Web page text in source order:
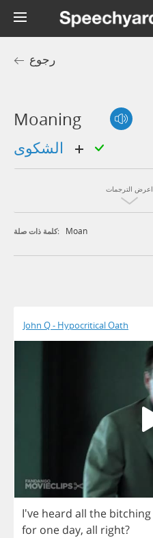
رجوع
Moaning
اعرض الترجمات
كلمة ذات صلة: Moan
John Q - Hypocritical Oath
I've heard all the bitching
for one day, all right?